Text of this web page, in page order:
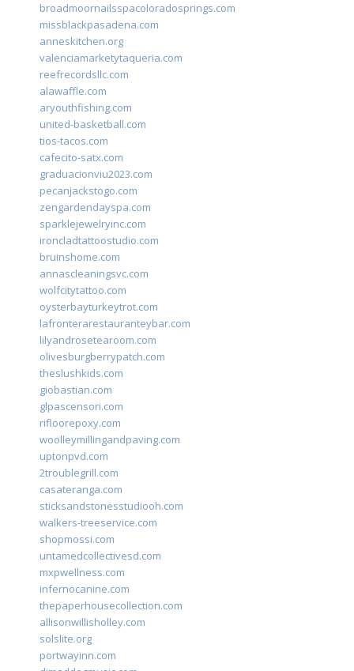
broadmoornailsspacoloradosprings.com
missblackpasadena.com
anneskitchen.org
valenciamarketytaqueria.com
reefrecordsllc.com
alawaffle.com
aryouthfishing.com
united-basketball.com
tios-tacos.com
cafecito-satx.com
graduacionviu2023.com
pecanjackstogo.com
zengardendayspa.com
sparklejewelryinc.com
ironcladtattoostudio.com
bruinshome.com
annascleaningsvc.com
wolfcitytattoo.com
oysterbayturkeytrot.com
lafronterarestauranteybar.com
lilyandrosetearoom.com
olivesburgberrypatch.com
theslushkids.com
giobastian.com
glpascensori.com
rifloorepoxy.com
woolleymillingandpaving.com
uptonpvd.com
2troublegrill.com
casateranga.com
sticksandstonesstudiooh.com
walkers-treeservice.com
shopmossi.com
untamedcollectivesd.com
mxpwellness.com
infernocanine.com
thepaperhousecollection.com
allisonwillisholley.com
solslite.org
portwayinn.com